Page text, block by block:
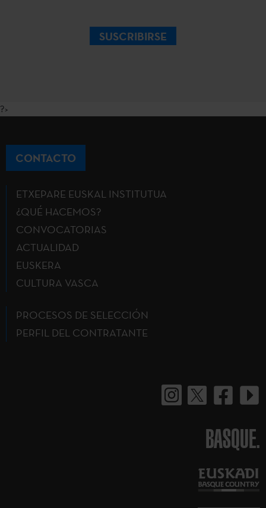
SUSCRIBIRSE
?>
CONTACTO
ETXEPARE EUSKAL INSTITUTUA
¿QUÉ HACEMOS?
CONVOCATORIAS
ACTUALIDAD
EUSKERA
CULTURA VASCA
PROCESOS DE SELECCIÓN
PERFIL DEL CONTRATANTE
BASQUE.